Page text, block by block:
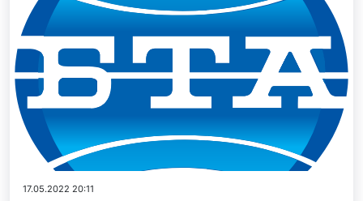
17.05.2022 20:11